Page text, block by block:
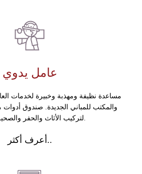
عامل يدوي
مساعدة نظيفة ومهذبة وخبيرة لخدمات
والمكتب للمباني الجديدة. صندوق
لتركيب الأثاث والحفر والصحية والمزيد.
أعرف أكثر..